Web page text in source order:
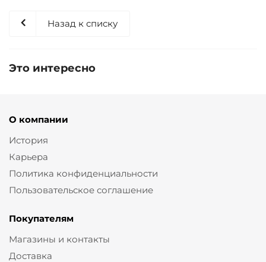
Назад к списку
Это интересно
О компании
История
Карьера
Политика конфиденциальности
Пользовательское соглашение
Покупателям
Магазины и контакты
Доставка